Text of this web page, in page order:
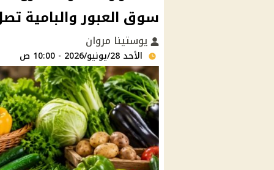
سوق العبور والبامية تصل 45
يوستينا مروان
الأحد 28/يونيو/2026 - 10:00 ص